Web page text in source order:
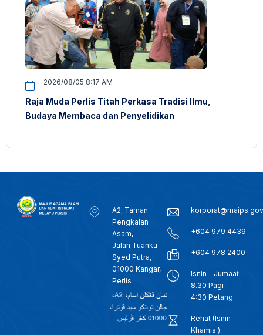
2026/08/05 8:17 AM
Raja Muda Perlis Titah Perkasa Tradisi Ilmu,
Budaya Membaca dan Penyelidikan
A2, Taman
Pengkalan
Asam,
Jalan Tuanku
Syed Putra,
01000 Kangar,
Perlis
+604 979 4439
+604 978 2400
Isnin - Jumaat:
8.30 Pagi -
4:30 Petang
Rehat (Isnin -
Khamis ):